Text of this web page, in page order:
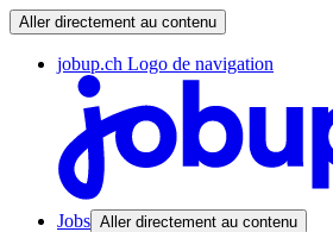
Aller directement au contenu
jobup.ch Logo de navigation
Jobs Aller directement au contenu